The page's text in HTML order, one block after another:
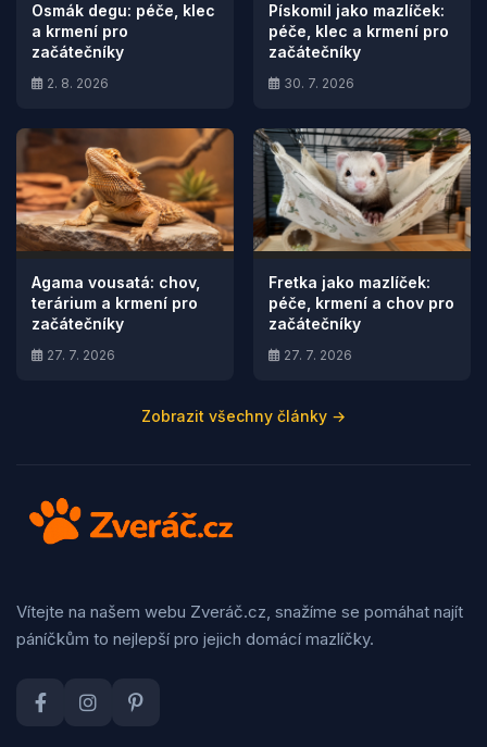
Osmák degu: péče, klec
a krmení pro
začátečníky
2. 8. 2026
Pískomil jako mazlíček:
péče, klec a krmení pro
začátečníky
30. 7. 2026
Agama vousatá: chov,
terárium a krmení pro
začátečníky
27. 7. 2026
Fretka jako mazlíček:
péče, krmení a chov pro
začátečníky
27. 7. 2026
Zobrazit všechny články →
Vítejte na našem webu Zveráč.cz, snažíme se pomáhat najít
páníčkům to nejlepší pro jejich domácí mazlíčky.